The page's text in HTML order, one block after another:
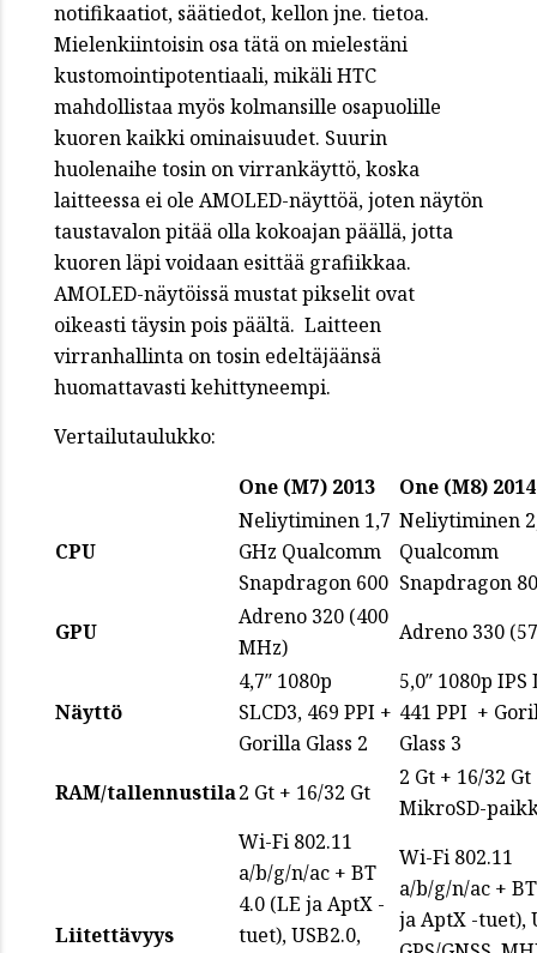
notifikaatiot, säätiedot, kellon jne. tietoa.
Mielenkiintoisin osa tätä on mielestäni
kustomointipotentiaali, mikäli HTC
mahdollistaa myös kolmansille osapuolille
kuoren kaikki ominaisuudet. Suurin
huolenaihe tosin on virrankäyttö, koska
laitteessa ei ole AMOLED-näyttöä, joten näytön
taustavalon pitää olla kokoajan päällä, jotta
kuoren läpi voidaan esittää grafiikkaa.
AMOLED-näytöissä mustat pikselit ovat
oikeasti täysin pois päältä. Laitteen
virranhallinta on tosin edeltäjäänsä
huomattavasti kehittyneempi.
Vertailutaulukko:
One (M7) 2013
One (M8) 2014
CPU
Neliytiminen 1,7
GHz Qualcomm
Snapdragon 600
Neliytiminen
Qualcomm
Snapdragon
GPU
Adreno 320 (400
MHz)
Adreno 330
Näyttö
4,7″ 1080p
SLCD3, 469 PPI +
Gorilla Glass 2
5,0″ 1080p IPS
441 PPI +
Glass 3
RAM/tallennustila2 Gt + 16/32 Gt
2 Gt + 16/32 Gt
MikroSD-
Liitettävyys
Wi-Fi 802.11
a/b/g/n/ac + BT
4.0 (LE ja AptX -
tuet), USB2.0,
Wi-Fi 802.11
a/b/g/n/ac +
ja AptX -tuet),